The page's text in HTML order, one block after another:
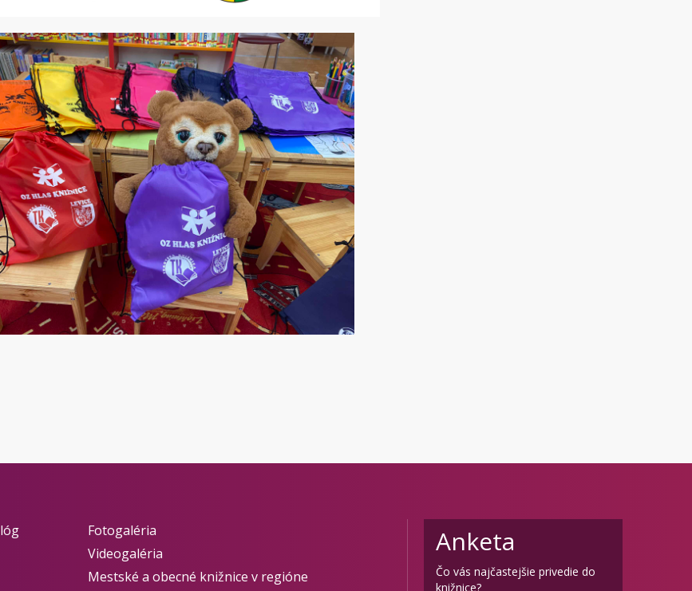
Fotogaléria
Videogaléria
Mestské a obecné knižnice v regióne
Anketa
Čo vás najčastejšie privedie do
knižnice?